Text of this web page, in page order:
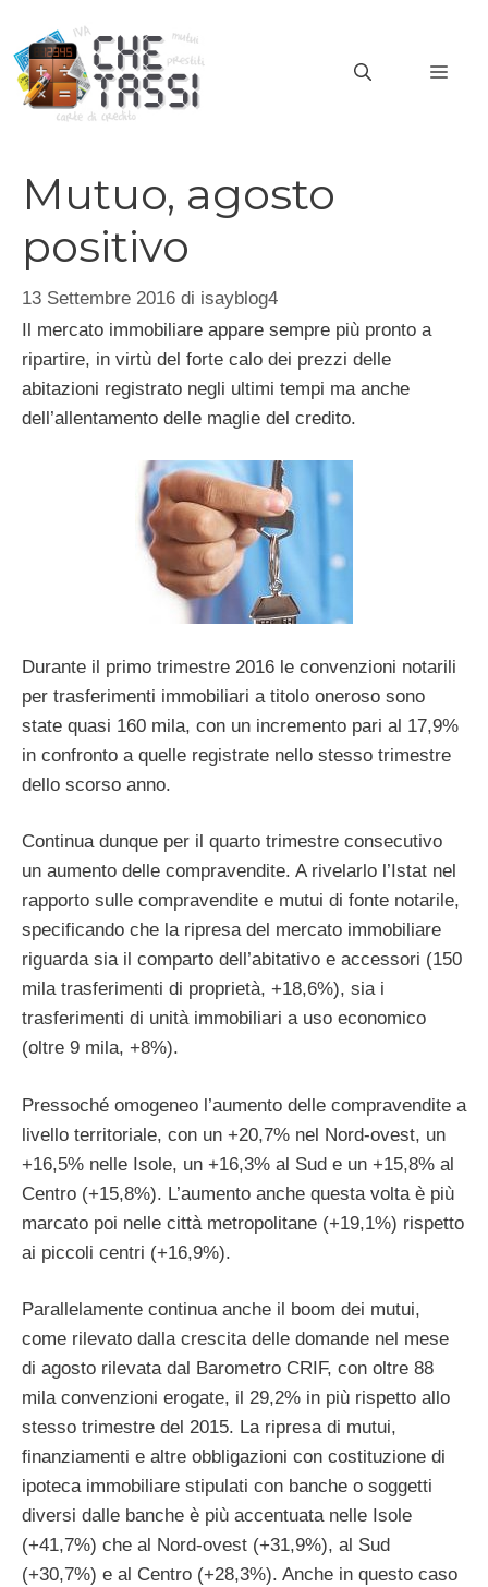
contenuto
Mutuo, agosto
positivo
13 Settembre 2016 di isayblog4
Il mercato immobiliare appare sempre più pronto a
ripartire, in virtù del forte calo dei prezzi delle
abitazioni registrato negli ultimi tempi ma anche
dell’allentamento delle maglie del credito.
Durante il primo trimestre 2016 le convenzioni notarili
per trasferimenti immobiliari a titolo oneroso sono
state quasi 160 mila, con un incremento pari al 17,9%
in confronto a quelle registrate nello stesso trimestre
dello scorso anno.
Continua dunque per il quarto trimestre consecutivo
un aumento delle compravendite. A rivelarlo l’Istat nel
rapporto sulle compravendite e mutui di fonte notarile,
specificando che la ripresa del mercato immobiliare
riguarda sia il comparto dell’abitativo e accessori (150
mila trasferimenti di proprietà, +18,6%), sia i
trasferimenti di unità immobiliari a uso economico
(oltre 9 mila, +8%).
Pressoché omogeneo l’aumento delle compravendite a
livello territoriale, con un +20,7% nel Nord-ovest, un
+16,5% nelle Isole, un +16,3% al Sud e un +15,8% al
Centro (+15,8%). L’aumento anche questa volta è più
marcato poi nelle città metropolitane (+19,1%) rispetto
ai piccoli centri (+16,9%).
Parallelamente continua anche il boom dei mutui,
come rilevato dalla crescita delle domande nel mese
di agosto rilevata dal Barometro CRIF, con oltre 88
mila convenzioni erogate, il 29,2% in più rispetto allo
stesso trimestre del 2015. La ripresa di mutui,
finanziamenti e altre obbligazioni con costituzione di
ipoteca immobiliare stipulati con banche o soggetti
diversi dalle banche è più accentuata nelle Isole
(+41,7%) che al Nord-ovest (+31,9%), al Sud
(+30,7%) e al Centro (+28,3%). Anche in questo caso